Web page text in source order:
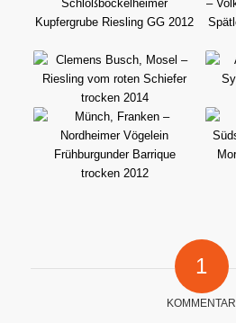
1
KOMMENTAR